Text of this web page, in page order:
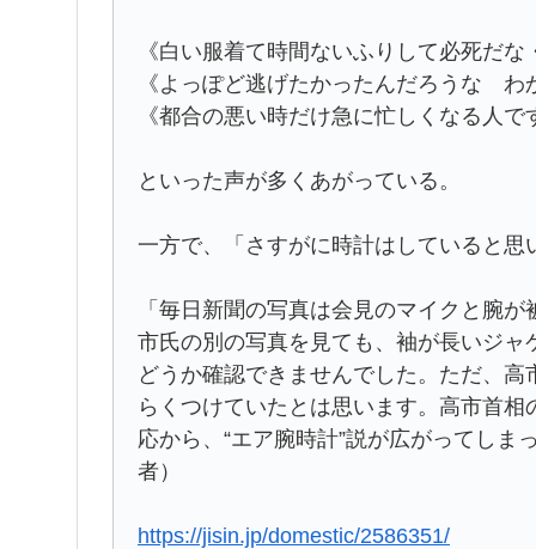
《白い服着て時間ないふりして必死だな
《よっぽど逃げたかったんだろうな わ
《都合の悪い時だけ急に忙しくなる人で
といった声が多くあがっている。
一方で、「さすがに時計はしていると
「毎日新聞の写真は会見のマイクと腕
市氏の別の写真を見ても、袖が長いジ
どうか確認できませんでした。ただ、
らくつけていたとは思います。高市首相
応から、“エア腕時計”説が広がってし
者）
https://jisin.jp/domestic/2586351/